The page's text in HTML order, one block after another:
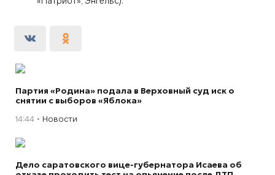
Партия «Родина» подала в Верховный суд иск о
снятии с выборов «Яблока»
14:44 Новости
Дело саратовского вице-губернатора Исаева об